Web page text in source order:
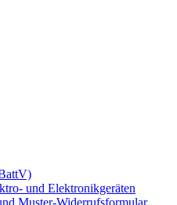
und Elektronikgeräten